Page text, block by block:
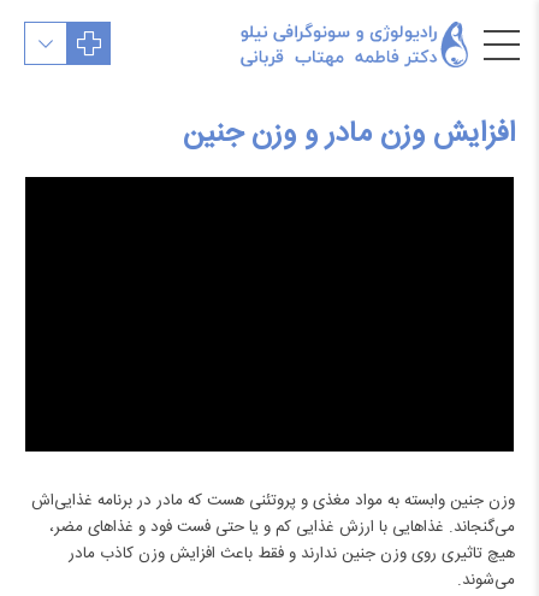
افزایش وزن مادر و وزن جنین
وزن جنین وابسته به مواد مغذی و پروتئنی هست که مادر در برنامه غذایی‌اش
می‌گنجاند. غذاهایی با ارزش غذایی کم و یا حتی فست فود و غذاهای مضر،
هیچ تاثیری روی وزن جنین ندارند و فقط باعث افزایش وزن کاذب مادر
می‌شوند.